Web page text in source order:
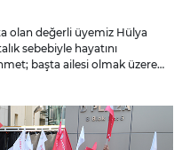
olan değerli üyemiz Hülya
sebebiyle hayatını
başta ailesi olmak üzere